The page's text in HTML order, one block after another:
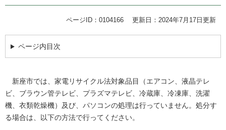
ページID：0104166 更新日：2024年7月17日更新
ページ内目次
新座市では、家電リサイクル法対象品目（エアコン、液晶テレ
ビ、ブラウン管テレビ、プラズマテレビ、冷蔵庫、冷凍庫、洗濯
機、衣類乾燥機）及び、パソコンの処理は行っていません。処分す
る場合は、以下の方法で行ってください。